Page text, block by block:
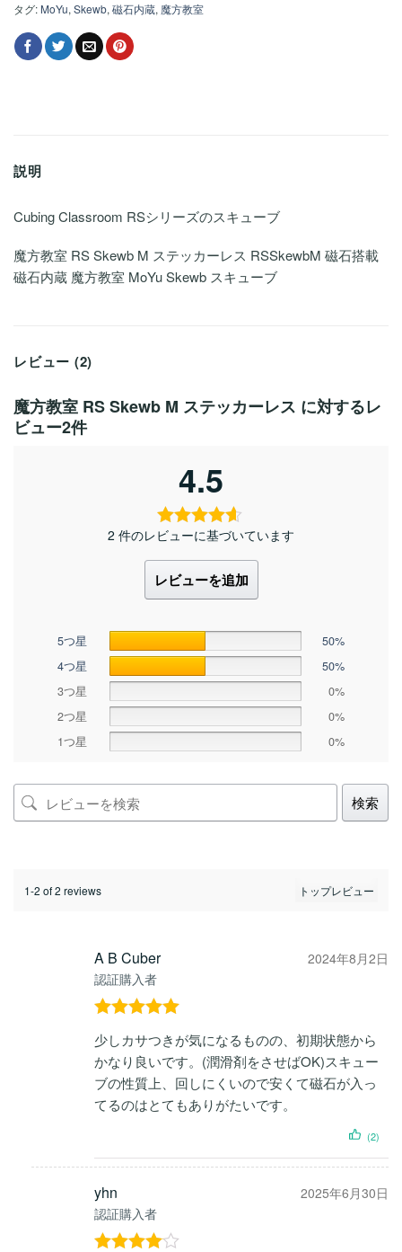
タグ: MoYu,Skewb,磁石内蔵, 魔方教室
説明
Cubing Classroom RSシリーズのスキューブ
魔方教室 RS Skewb M ステッカーレス RSSkewbM 磁石搭載
磁石内蔵 魔方教室 MoYu Skewb スキューブ
レビュー (2)
魔方教室 RS Skewb M ステッカーレス に対するレ
ビュー2件
4.5
2 件のレビューに基づいています
レビューを追加
5つ星
50%
4つ星
50%
3つ星
0%
2つ星
0%
1つ星
0%
検索
1-2 of 2 reviews
A B Cuber
認証購入者
2024年8月2日
5段階中
評価
少しカサつきが気になるものの、初期状態から
かなり良いです。(潤滑剤をさせばOK)スキュー
ブの性質上、回しにくいので安くて磁石が入っ
てるのはとてもありがたいです。
(2)
yhn
認証購入者
2025年6月30日